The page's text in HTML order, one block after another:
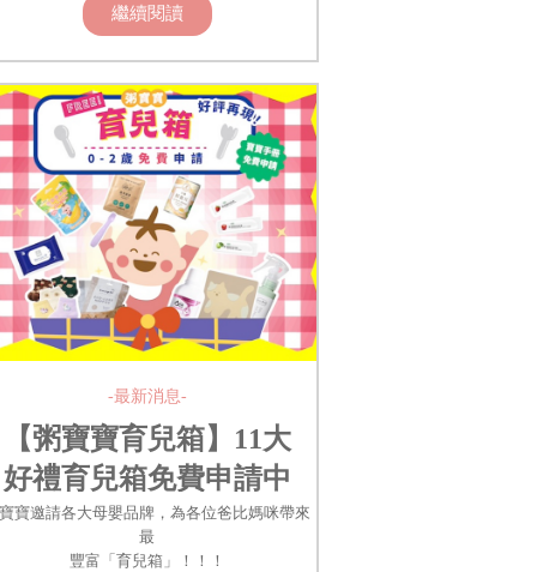
繼續閱讀
-最新消息-
【粥寶寶育兒箱】11大
好禮育兒箱免費申請中
寶邀請各大母嬰品牌，為各位爸比媽咪帶來
最
豐富「育兒箱」！！！